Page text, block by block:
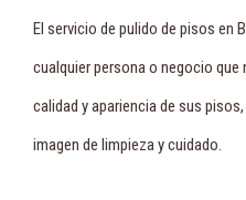
El servicio de pulido de pisos en
cualquier persona o negocio
calidad y apariencia de sus
imagen de limpieza y cuidado.